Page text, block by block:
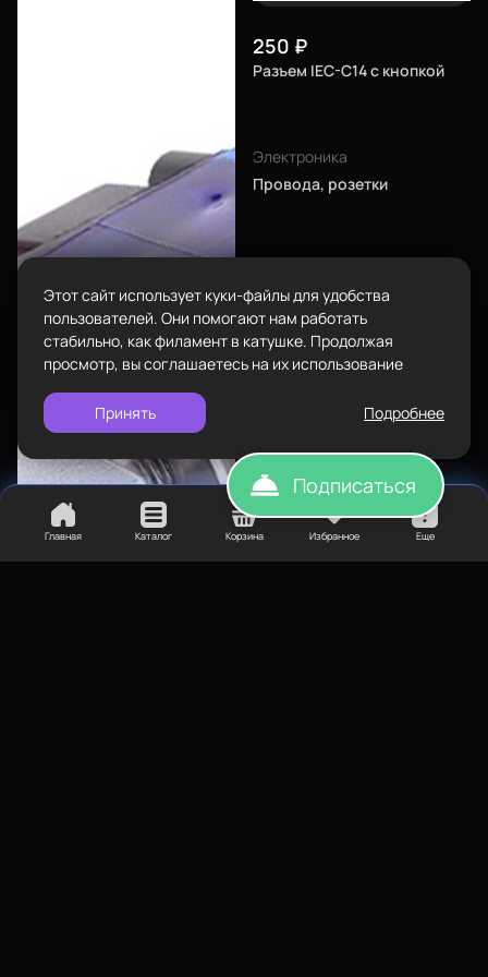
250 ₽
Разъем IEC-C14 с кнопкой
Электроника
Провода, розетки
Главная Каталог Корзина Избранное Еще
Пластик BestFilament
Сопутствующие товары
Комплектующие
Подарочные сертификаты
Пн-Вс с 10:00 до 18:00
Задать вопрос
info@bestfilament.ru
Политика конфиденциальности
Этот сайт использует куки-файлы для удобства
пользователей. Они помогают нам работать
стабильно, как филамент в катушке. Продолжая
просмотр, вы соглашаетесь на их использование
Принять Подробнее
Подписаться